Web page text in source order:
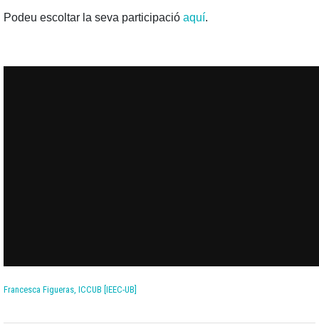
Podeu escoltar la seva participació aquí.
Francesca Figueras, ICCUB [IEEC-UB]